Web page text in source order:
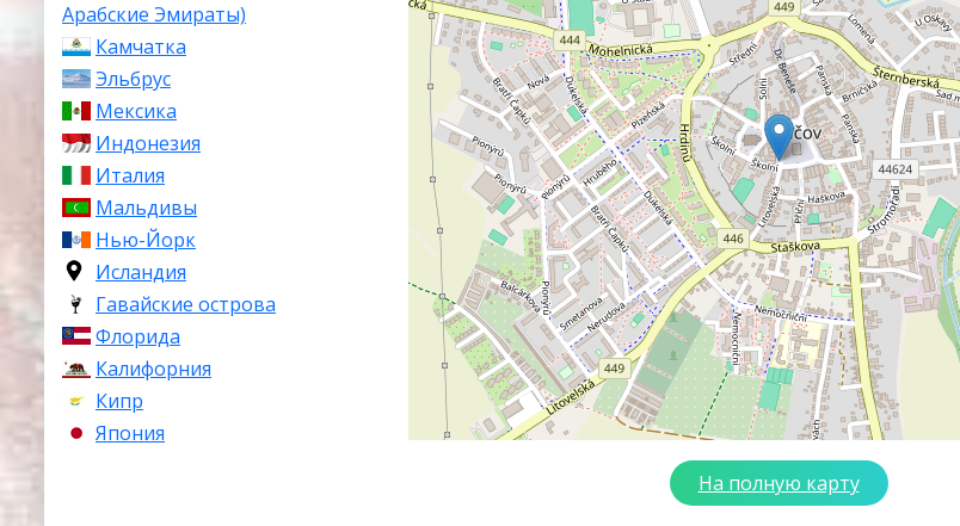
Арабские Эмираты)
Камчатка
Эльбрус
Мексика
Индонезия
Италия
Мальдивы
Нью-Йорк
Исландия
Гавайские острова
Флорида
Калифорния
Кипр
Япония
На полную карту